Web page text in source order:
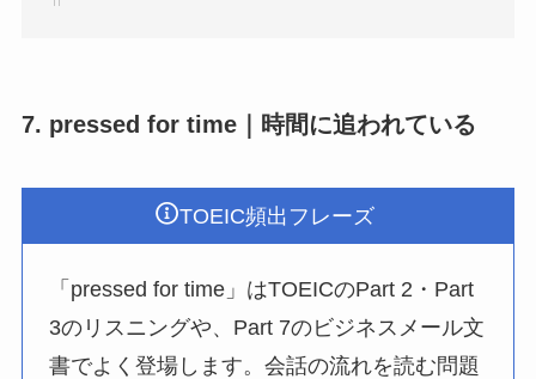
7. pressed for time｜時間に追われている
TOEIC頻出フレーズ
「pressed for time」はTOEICのPart 2・Part
3のリスニングや、Part 7のビジネスメール文
書でよく登場します。会話の流れを読む問題